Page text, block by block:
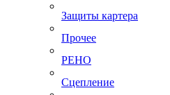
Защиты картера
Прочее
РЕНО
Сцепление